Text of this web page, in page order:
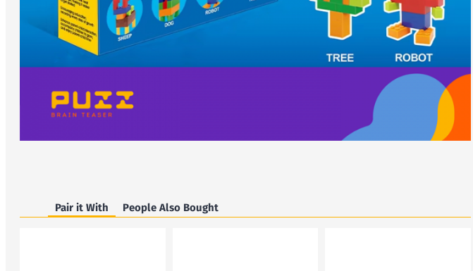
Pair it With People Also Bought